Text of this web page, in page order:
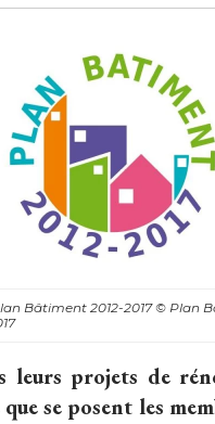
Bâtiment 2012-2017© Plan
leurs projets de
se posent les